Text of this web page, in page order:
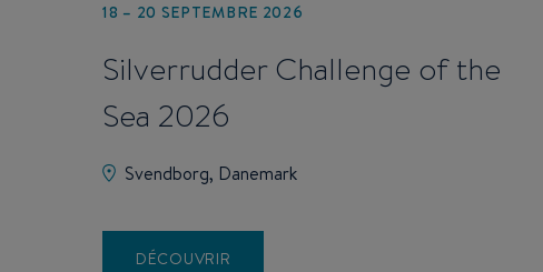
18 – 20 SEPTEMBRE 2026
Silverrudder Challenge of the
Sea 2026
Svendborg, Danemark
DÉCOUVRIR